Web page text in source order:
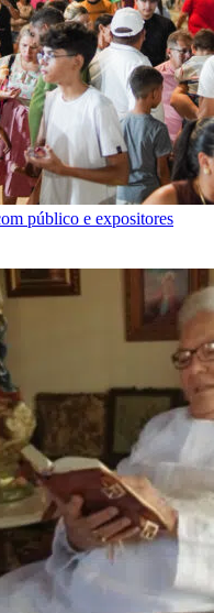
público e expositores